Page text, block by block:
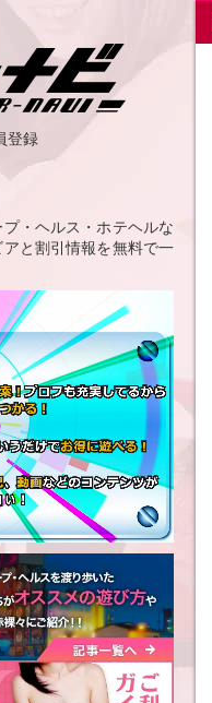
登録
・ヘルス・ホテヘルな
と割引情報を無料で一